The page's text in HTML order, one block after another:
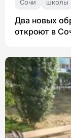
Сочи школы
Два новых
откроют в